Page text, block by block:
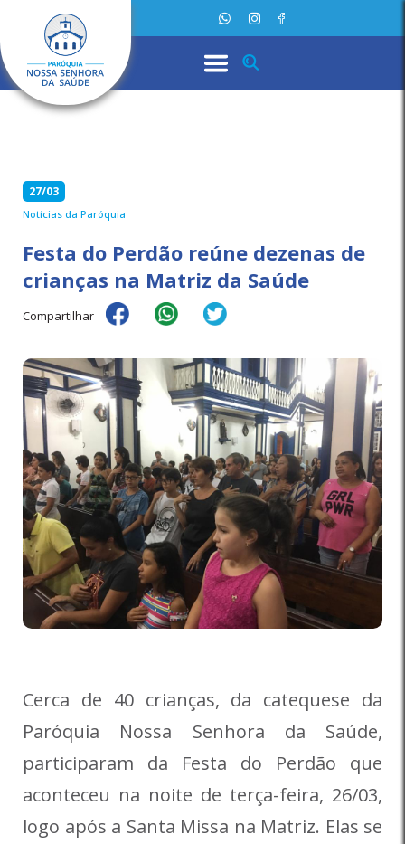
27/03
Notícias da Paróquia
Festa do Perdão reúne dezenas de
crianças na Matriz da Saúde
Compartilhar
Cerca de 40 crianças, da catequese da
Paróquia Nossa Senhora da Saúde,
participaram da Festa do Perdão que
aconteceu na noite de terça-feira, 26/03,
logo após a Santa Missa na Matriz. Elas se